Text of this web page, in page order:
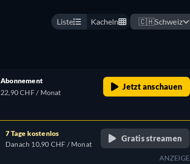
Liste Kacheln 🇨🇭Schweiz
Abonnement
22,90 CHF / Monat
Jetzt anschauen
7 Tage kostenlos
Danach 10,90 CHF / Monat
Gratis streamen
ANZEIGE